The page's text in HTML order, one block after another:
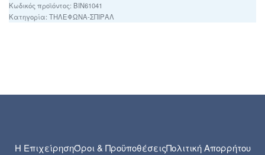
BIN61041
Κατηγορία: ΤΗΛΕΦΩΝΑ-ΣΠΙΡΑΛ
Η ΕπιχείρησηΌροι & ΠροϋποθέσειςΠολιτική Απορρήτου